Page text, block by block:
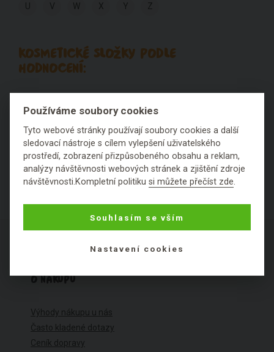
U V W X Y Z
KOSMETICKÉ SLOŽKY PODLE
HODNOCENÍ:
Nezařaditelné látky
O NÁKUPU
Výhody nákupu u nás
Často kladené dotazy
Ceník dopravy
Používáme soubory cookies
Tyto webové stránky používají soubory cookies a další
sledovací nástroje s cílem vylepšení uživatelského
prostředí, zobrazení přizpůsobeného obsahu a reklam,
analýzy návštěvnosti webových stránek a zjištění zdroje
návštěvnosti.Kompletní politikusi můžete přečíst zde.
Souhlasím se vším
Nastavení cookies